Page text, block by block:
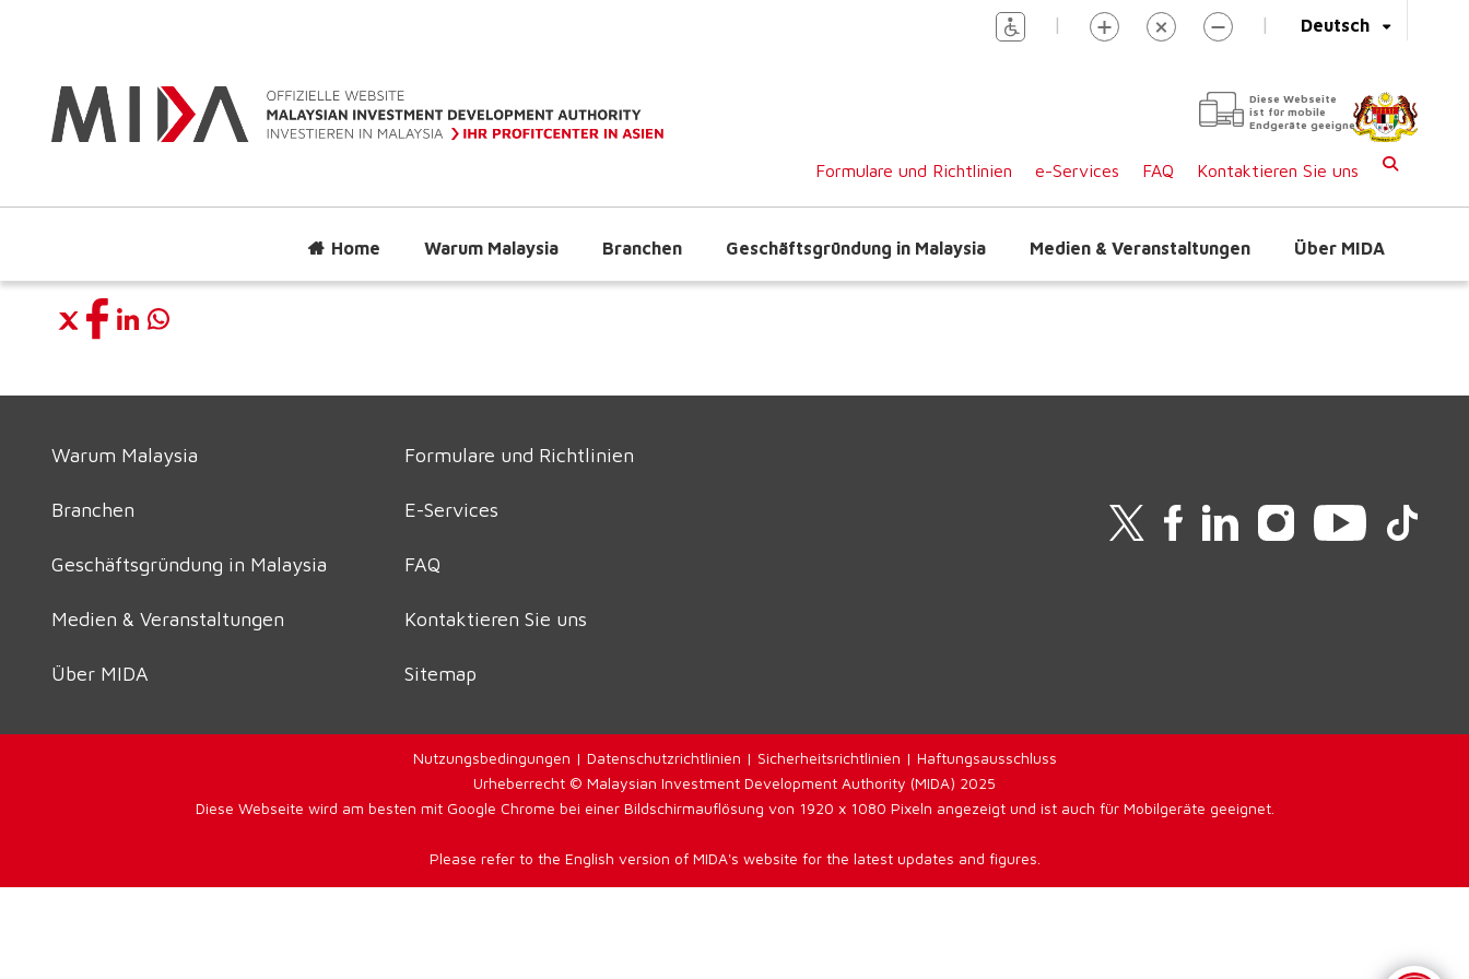
Deutsch
| |
Diese Webseite
ist für mobile
Endgeräte geeignet
Formulare und Richtlinien e-Services FAQ Kontaktieren Sie uns
Home Warum Malaysia Branchen Geschäftsgründung in Malaysia Medien & Veranstaltungen Über MIDA
Warum Malaysia
Branchen
Geschäftsgründung in Malaysia
Medien & Veranstaltungen
Über MIDA
Formulare und Richtlinien
E-Services
FAQ
Kontaktieren Sie uns
Sitemap
Nutzungsbedingungen | Datenschutzrichtlinien | Sicherheitsrichtlinien | Haftungsausschluss
Urheberrecht © Malaysian Investment Development Authority (MIDA) 2025
Diese Webseite wird am besten mit Google Chrome bei einer Bildschirmauflösung von 1920 x 1080 Pixeln angezeigt und ist auch für Mobilgeräte geeignet.
Please refer to the English version of MIDA's website for the latest updates and figures.